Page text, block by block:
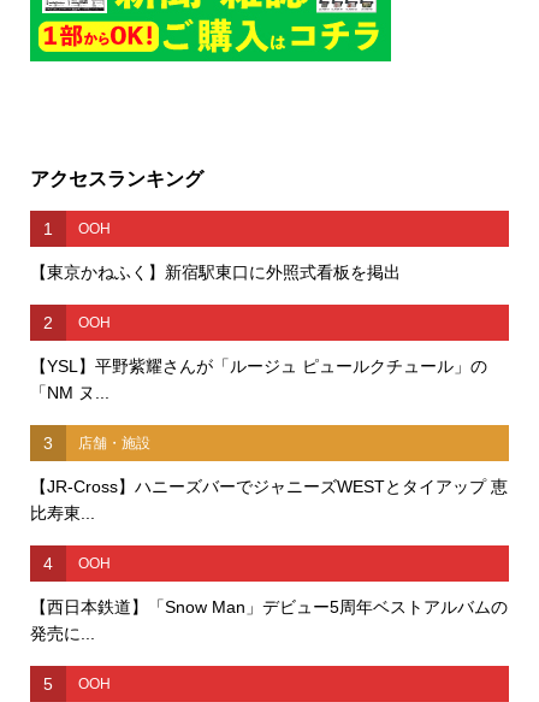
アクセスランキング
1 OOH
【東京かねふく】新宿駅東口に外照式看板を掲出
2 OOH
【YSL】平野紫耀さんが「ルージュ ピュールクチュール」の
「NM ヌ...
3 店舗・施設
【JR-Cross】ハニーズバーでジャニーズWESTとタイアップ 恵
比寿東...
4 OOH
【西日本鉄道】「Snow Man」デビュー5周年ベストアルバムの
発売に...
5 OOH